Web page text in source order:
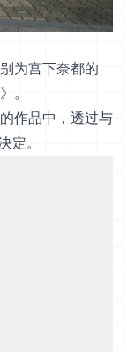
为宫下奈都的
。
作品中，透过与
定。